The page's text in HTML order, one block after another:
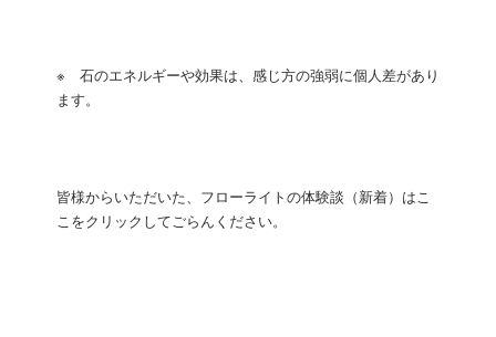
※ 石のエネルギーや効果は、感じ方の強弱に個人差があり
ます。
皆様からいただいた、フローライトの体験談（新着）はこ
こをクリックしてごらんください。